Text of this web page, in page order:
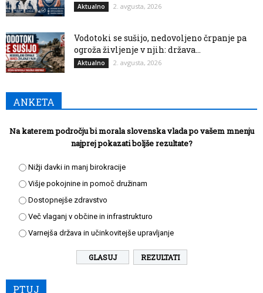
Aktualno 2. avgusta, 2026
Vodotoki se sušijo, nedovoljeno črpanje pa
ogroža življenje v njih: država...
Aktualno 2. avgusta, 2026
ANKETA
Na katerem področju bi morala slovenska vlada po vašem mnenju
najprej pokazati boljše rezultate?
Nižji davki in manj birokracije
Višje pokojnine in pomoč družinam
Dostopnejše zdravstvo
Več vlaganj v občine in infrastrukturo
Varnejša država in učinkovitejše upravljanje
REZULTATI
PTUJ